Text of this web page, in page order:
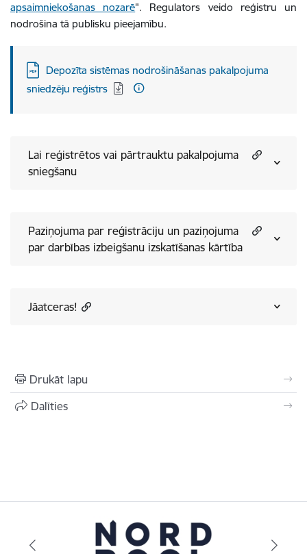
apsaimniekošanas nozarē". Regulators veido reģistru un
nodrošina tā publisku pieejamību.
Lejupielādēt:
Depozīta sistēmas nodrošināšanas pakalpojuma
sniedzēju reģistrs
Lai reģistrētos vai pārtrauktu pakalpojuma
sniegšanu
Paziņojuma par reģistrāciju un paziņojuma
par darbības izbeigšanu izskatīšanas kārtība
Jāatceras!
Drukāt lapu
Dalīties